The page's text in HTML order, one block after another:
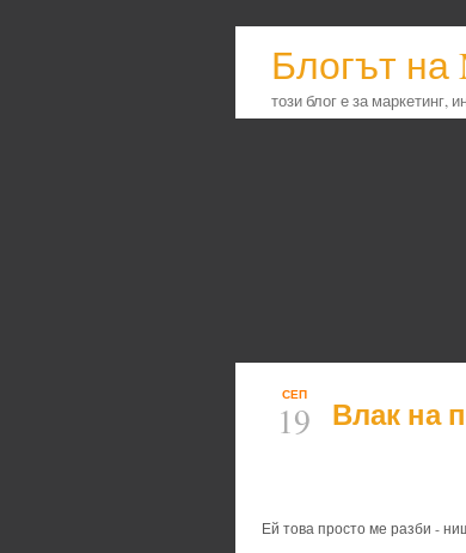
Блогът на
този блог е за маркетинг,
СЕП
19 Влак на
Ей това просто ме разби -